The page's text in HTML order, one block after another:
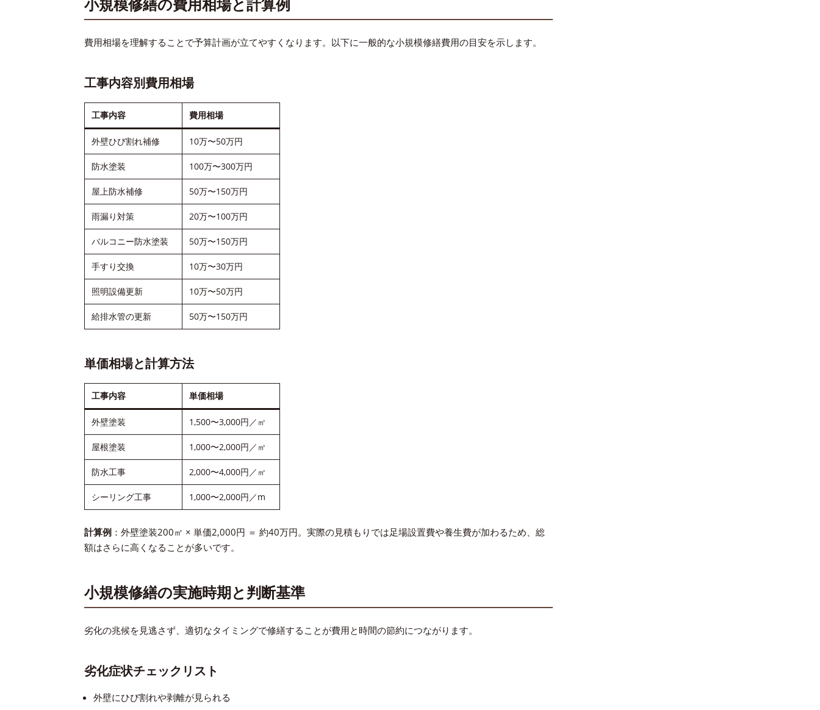
小規模修繕の費用相場と計算例
費用相場を理解することで予算計画が立てやすくなります。以下に一般的な小規模修繕費用の目安を示します。
工事内容別費用相場
工事内容 費用相場
外壁ひび割れ補修 10万〜50万円
防水塗装 100万〜300万円
屋上防水補修 50万〜150万円
雨漏り対策 20万〜100万円
バルコニー防水塗装 50万〜150万円
手すり交換 10万〜30万円
照明設備更新 10万〜50万円
給排水管の更新 50万〜150万円
単価相場と計算方法
工事内容 単価相場
外壁塗装 1,500〜3,000円／㎡
屋根塗装 1,000〜2,000円／㎡
防水工事 2,000〜4,000円／㎡
シーリング工事 1,000〜2,000円／m
計算例 ：外壁塗装200㎡ × 単価2,000円 ＝ 約40万円。実際の見積もりでは足場設置費や養生費が加わるため、総
額はさらに高くなることが多いです。
小規模修繕の実施時期と判断基準
劣化の兆候を見逃さず、適切なタイミングで修繕することが費用と時間の節約につながります。
劣化症状チェックリスト
外壁にひび割れや剥離が見られる